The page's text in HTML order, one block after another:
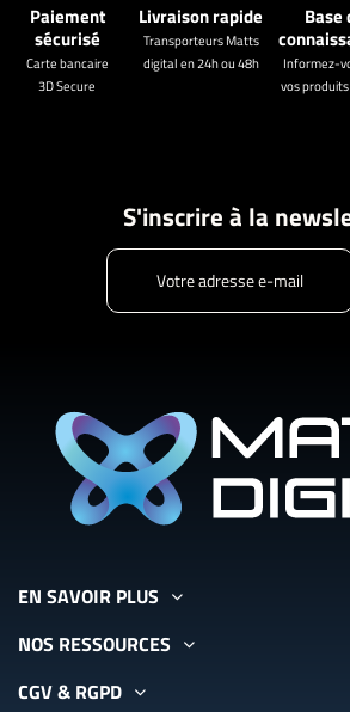
Paiement
sécurisé
Carte bancaire
3D Secure
Livraison rapide
Transporteurs Matts
digital en 24h ou 48h
Base
Informez-
vos
S'inscrire à la
EN SAVOIR PLUS
NOS RESSOURCES
CGV & RGPD